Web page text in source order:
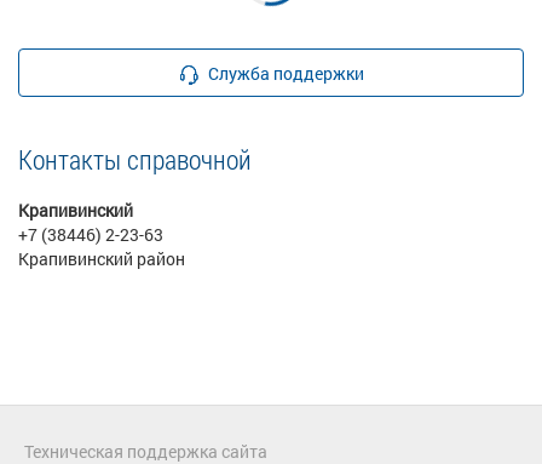
Служба поддержки
Контакты справочной
Крапивинский
+7 (38446) 2-23-63
Крапивинский район
Техническая поддержка сайта